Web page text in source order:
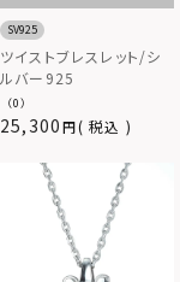
SV925
ツイストブレスレット/シ
ルバー925
（0）
25,300 税込